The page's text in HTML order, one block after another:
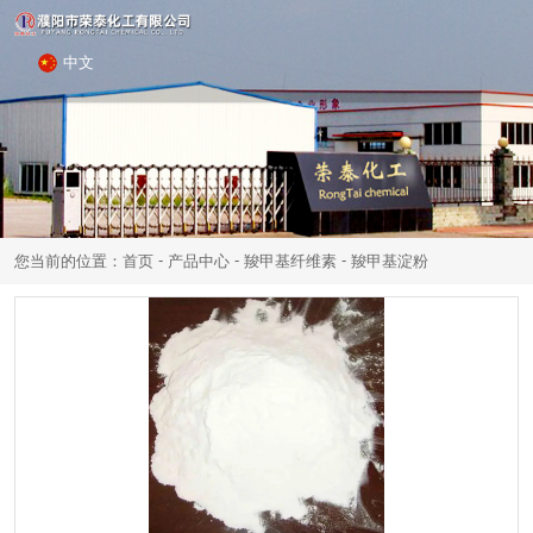
中文
您当前的位置：首页 - 产品中心 - 羧甲基纤维素 - 羧甲基淀粉